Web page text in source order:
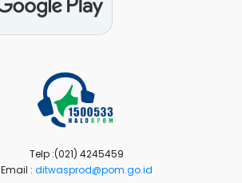
Telp :(021) 4245459
Email : ditwasprod@pom.go.id